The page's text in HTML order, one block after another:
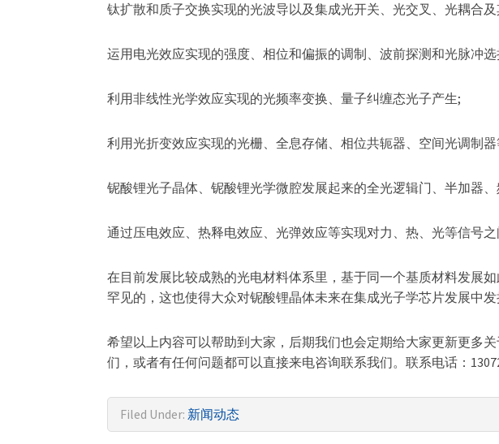
钛扩散和质子交换实现的光波导以及集成光开关、光交叉、光耦合
运用电光效应实现的强度、相位和偏振的调制、波前探测和光脉冲选
利用非线性光学效应实现的光频率变换、量子纠缠态光子产生;
利用光折变效应实现的光栅、全息存储、相位共轭器、空间光调制器
铌酸锂光子晶体、铌酸锂光学微腔发展起来的全光逻辑门、半加器
通过压电效应、热释电效应、光弹效应等实现对力、热、光等信号之
在目前发展比较成熟的光电材料体系里，基于同一个基质材料发展
罕见的，这也使得大众对铌酸锂晶体未来在集成光子学芯片发展中发
希望以上内容可以帮助到大家，后期我们也会定期给大家更新更多
们，或者有任何问题都可以直接来电咨询联系我们。联系电话：
Filed Under: 新闻动态